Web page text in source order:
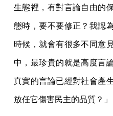
生態裡，有對言論自由的
態時，要不要修正？我認
時候，就會有很多不同意
中，最珍貴的就是高度言
真實的言論已經對社會產
放任它傷害民主的品質？」